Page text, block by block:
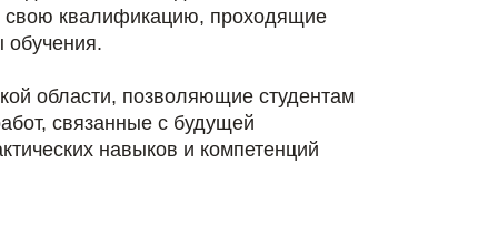
свою квалификацию, проходящие
обучения.
области, позволяющие студентам
связанные с будущей
навыков и компетенций